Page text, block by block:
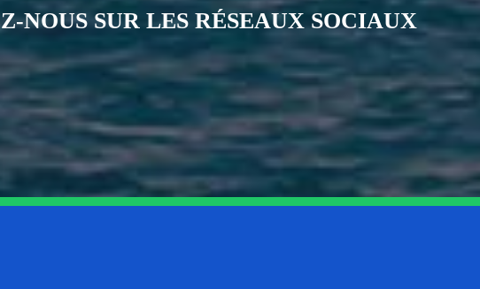
NOUS SUR LES RÉSEAUX SOCIAUX
Notre page Instagram
Notre page Facebook
Notre page XNotre page Tiktok
Notre page Linkedin
Notre page Youtube